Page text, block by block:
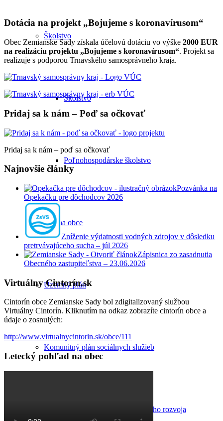
Školstvo
Školstvo
Poľnohospodárske školstvo
Poloha obce
Územný plán
Komunitný plán sociálnych služieb
Program hospodárskeho a sociálneho rozvoja
Dotácia na projekt „Bojujeme s koronavírusom“
Obec Zemianske Sady získala účelovú dotáciu vo výške 2000 EUR
na realizáciu projektu „Bojujeme s koronavírusom“. Projekt sa
realizuje s podporou Trnavského samosprávneho kraja.
Pridaj sa k nám – Poď sa očkovať
Pridaj sa k nám – poď sa očkovať
Najnovšie články
Pozvánka na
Opekačku pre dôchodcov 2026
Zníženie výdatnosti vodných zdrojov v dôsledku
pretrvávajúceho sucha – júl 2026
Zápisnica zo zasadnutia
Obecného zastupiteľstva – 23.06.2026
Virtuálny Cintorín.sk
Cintorín obce Zemianske Sady bol zdigitalizovaný službou
Virtuálny Cintorín. Kliknutím na odkaz zobrazíte cintorín obce a
údaje o zosnulých:
http://www.virtualnycintorin.sk/obce/111
Letecký pohľad na obec